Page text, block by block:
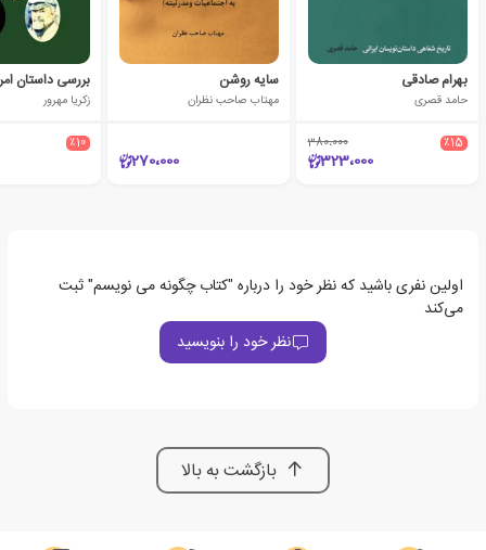
بهرام صادقی
حامد قصری
٪15 380،000
323،000
سایه روشن
مهتاب صاحب نظران
270،000
بررسی داستان
زکریا مهرور
٪10
اولین نفری باشید که نظر خود را درباره "کتاب چگونه می نویسم" ثبت
می‌کند
نظر خود را بنویسید
بازگشت به بالا